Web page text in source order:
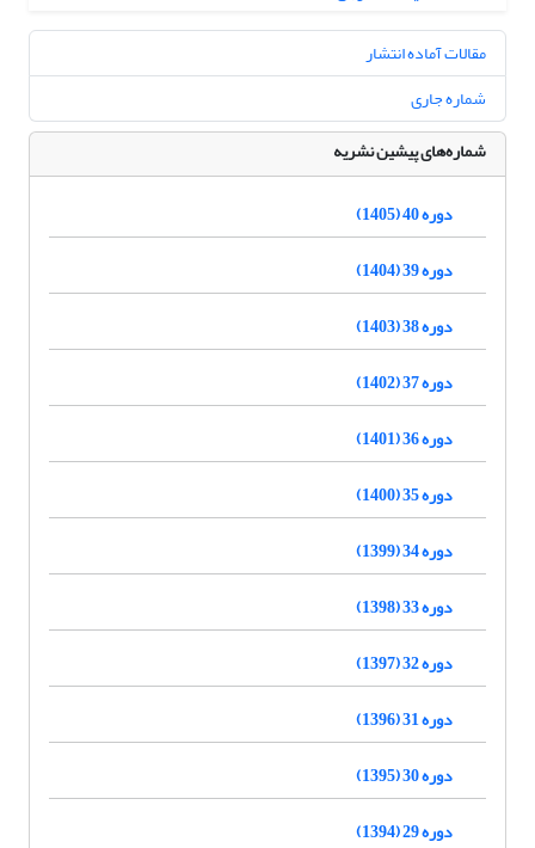
مقالات آماده انتشار
شماره جاری
شماره‌های پیشین نشریه
دوره 40 (1405)
دوره 39 (1404)
دوره 38 (1403)
دوره 37 (1402)
دوره 36 (1401)
دوره 35 (1400)
دوره 34 (1399)
دوره 33 (1398)
دوره 32 (1397)
دوره 31 (1396)
دوره 30 (1395)
دوره 29 (1394)